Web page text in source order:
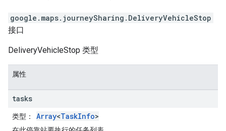
google.maps.journeySharing . DeliveryVehicleStop
接口
DeliveryVehicleStop 类型
属性
tasks
类型 ： Array<TaskInfo>